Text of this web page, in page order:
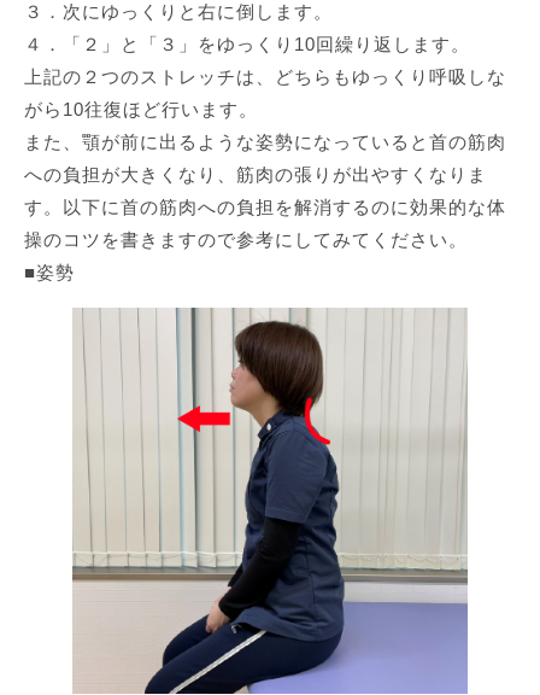
３．次にゆっくりと右に倒します。
４．「２」と「３」をゆっくり10回繰り返します。
上記の２つのストレッチは、どちらもゆっくり呼吸しな
がら10往復ほど行います。
また、顎が前に出るような姿勢になっていると首の筋肉
への負担が大きくなり、筋肉の張りが出やすくなりま
す。以下に首の筋肉への負担を解消するのに効果的な体
操のコツを書きますので参考にしてみてください。
■姿勢